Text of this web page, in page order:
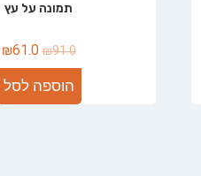
תמונה על עץ
₪91.0
₪61.0
הוספה לסל